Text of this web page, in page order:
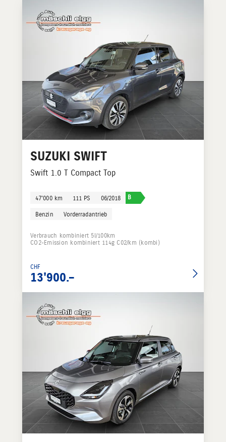
SUZUKI SWIFT
Swift 1.0 T Compact Top
47'000 km 111 PS 06/2018 B
Benzin Vorderradantrieb
Verbrauch kombiniert 5l/100km
CO2-Emission kombiniert 114g C02/km (kombi)
CHF
13'900.–